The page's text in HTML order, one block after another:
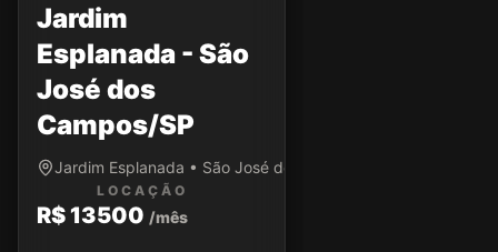
Jardim
Esplanada - São
José dos
Campos/SP
Jardim Esplanada • São José dos Campos/SP
LOCAÇÃO
R$ 13500 /mês